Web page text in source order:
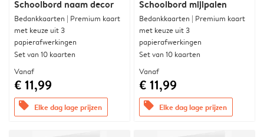
Schoolbord naam decor
Bedankkaarten | Premium kaart
met keuze uit 3
papierafwerkingen
Set van 10 kaarten
Vanaf
€ 11,99
offers Elke dag lage prijzen
Schoolbord mijlpalen
Bedankkaarten | Premium kaart
met keuze uit 3
papierafwerkingen
Set van 10 kaarten
Vanaf
€ 11,99
offers Elke dag lage prijzen